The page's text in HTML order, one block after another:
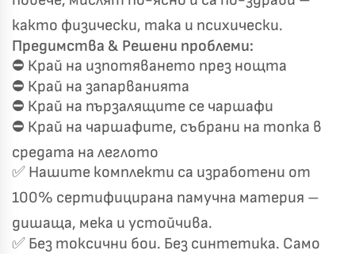
както физически, така и психически.
Предимства & Решени проблеми:
⛔ Край на изпотяването през нощта
⛔ Край на запарванията
⛔ Край на пързалящите се чаршафи
⛔ Край на чаршафите, събрани на топка в
средата на леглото
✅ Нашите комплекти са изработени от
100% сертифицирана памучна материя –
дишаща, мека и устойчива.
✅ Без токсични бои. Без синтетика. Само
🎁 Късметът избра Вас!